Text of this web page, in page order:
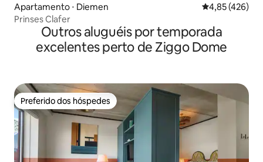
Apartamento ⋅ Diemen 4,85 de uma
4,85 (426)
Prinses Clafer
Outros aluguéis por temporada
excelentes perto de Ziggo Dome
Preferido dos hóspedes
Preferido dos hóspedes